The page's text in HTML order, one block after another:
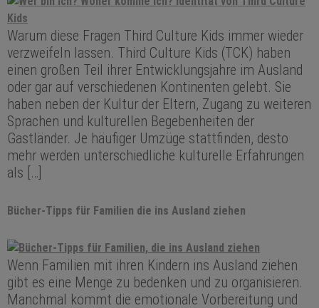
Warum diese Fragen Third Culture Kids immer wieder
verzweifeln lassen. Third Culture Kids (TCK) haben
einen großen Teil ihrer Entwicklungsjahre im Ausland
oder gar auf verschiedenen Kontinenten gelebt. Sie
haben neben der Kultur der Eltern, Zugang zu weiteren
Sprachen und kulturellen Begebenheiten der
Gastländer. Je häufiger Umzüge stattfinden, desto
mehr werden unterschiedliche kulturelle Erfahrungen
als […]
Bücher-Tipps für Familien die ins Ausland ziehen
Wenn Familien mit ihren Kindern ins Ausland ziehen
gibt es eine Menge zu bedenken und zu organisieren.
Manchmal kommt die emotionale Vorbereitung und